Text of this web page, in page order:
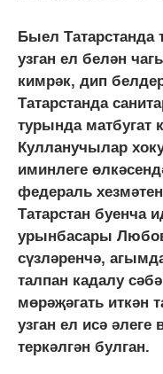
Быел Татарстанда
узган ел белән
кимрәк, дип
Татарстанда
турында матбугат
Кулланучылар
иминлеге
федераль
Татарстан буенча
урынбасары
сүзләренчә,
талпан кадалу
мөрәҗәгать иткән
узган ел исә
теркәлгән булган.